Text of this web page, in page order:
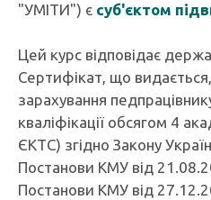
"УМІТИ") є суб'єктом
Цей курс відповідає
Сертифікат, що
зарахування
кваліфікації обсягом 4
ЄКТС) згідно Закону
Постанови КМУ від
Постанови КМУ від